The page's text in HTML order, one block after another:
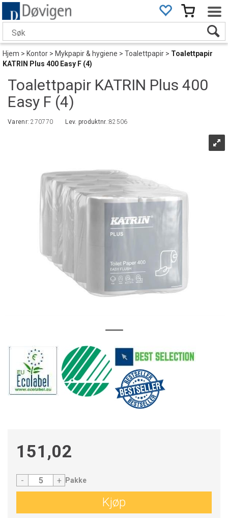
Hjem>Kontor>Mykpapir & hygiene>Toalettpapir>Toalettpapir
KATRIN Plus 400 Easy F (4)
Toalettpapir KATRIN Plus 400
Easy F (4)
Varenr:270770 Lev. produktnr.:82506
151,02
- + Pakke
Kjøp